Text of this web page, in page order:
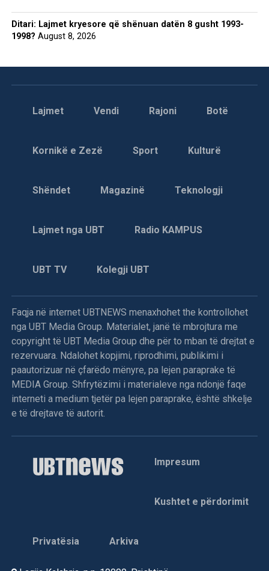
Ditari: Lajmet kryesore që shënuan datën 8 gusht 1993-
1998? August 8, 2026
Lajmet Vendi Rajoni Botë
Kornikë e Zezë Sport Kulturë
Shëndet Magazinë Teknologji
Lajmet nga UBT Radio KAMPUS
UBT TV Kolegji UBT
Faqja në internet UBTNEWS menaxhohet the kontrollohet
nga UBT Media Group. Materialet, janë të mbrojtura me
copyright të UBT Media Group dhe për to mban të drejtat e
rezervuara. Ndalohet kopjimi, riprodhimi, publikimi i
paautorizuar në çfarëdo mënyre, pa lejen paraprake të
MEDIA Group. Shfrytëzimi i materialeve nga ndonjë faqe
interneti a medium tjetër pa lejen paraprake, është shkelje
e të drejtave të autorit.
Impresum
Kushtet e përdorimit
Privatësia Arkiva